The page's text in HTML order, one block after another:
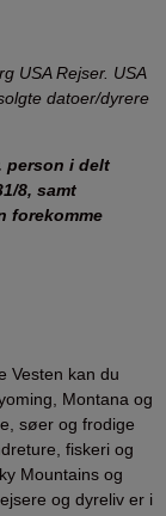
USA Rejser. USA
datoer/dyrere
person i delt
8, samt
forekomme
Vesten kan du
Montana og
søer og frodige
fiskeri og
Mountains og
og dyreliv er i